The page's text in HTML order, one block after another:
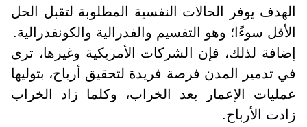
الهدف يوفر الحالات النفسية المطلوبة لتقبل الحل
الأقل سوءًا؛ وهو التقسيم والفدرالية والكونفدرالية.
إضافة لذلك، فإن الشركات الأمريكية وغيرها، ترى
في تدمير المدن فرصة فريدة لتحقيق أرباح، بتوليها
عمليات الإعمار بعد الخراب، وكلما زاد الخراب
زادت الأرباح.